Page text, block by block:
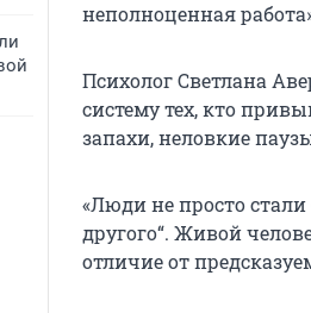
неполноценная
Психолог Светлана
систему тех, кто
запахи, неловкие
«Люди не просто
другого“. Живой
отличие от